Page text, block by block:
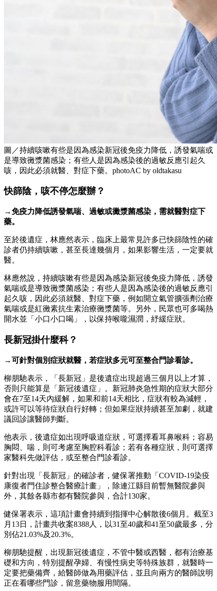
圖／持續咳嗽有些是因為感染新冠後免疫力降低，誘發氣喘或
是導致黴漿菌感染；有些人是因為感染後的過敏反應引起久
咳，因此必須就醫、對症下藥。photoAC by oldtakasu
快篩陰，咳不停怎麼辦？
→免疫力降低誘發氣喘、過敏或黴漿菌感染，需就醫對症下
藥。
至於後遺症，林應然表示，臨床上最常見許多已快篩陰性的確
診者仍持續咳嗽，甚至長達幾個月，如果影響生活，一定要就
醫。
林應然說，持續咳嗽有些是因為感染新冠後免疫力降低，誘發
氣喘或是導致黴漿菌感染；有些人是因為感染後的過敏反應引
起久咳，因此必須就醫、對症下藥，例如開立氣管擴張劑治療
氣喘或是紅黴素抗生素治療黴漿菌等。另外，民眾也可多喝熱
開水並「小口小口喝」，以保持喉嚨濕潤，紓緩症狀。
長新冠掛什麼科？
→可針對個別症狀就醫，若症狀多元可至整合門診看診。
柳朋馳表示，「長新冠」是後遺症出現超過三個月以上才算，
否則只能算是「新冠後遺症」。新冠肺炎急性期的症狀大部分
會在7至14天內緩解，如果和前14天相比，症狀有較為減輕，
或許可以等待症狀自行好轉；但如果症狀持續甚至加劇，就建
議回診讓醫師判斷。
他表示，後遺症如出現呼吸道症狀，可選擇看耳鼻喉科；容易
胸悶、喘，則可考慮至胸腔科看診；若有各種症狀，則可選擇
家醫科先做評估，或至整合門診看診。
針對出現「長新冠」的確診者，健保署推動「COVID-19染疫
康復者門住診整合醫療計畫」，除連江縣目前暫無醫院參與
外，其餘各縣市都有醫院參與，合計130家。
健保署表示，這項計畫會持續到指揮中心解散後6個月。截至3
月13日，計畫共收案8388人，以31至40歲和41至50歲最多，分
別佔21.03%及20.3%。
柳朋馳提醒，出現新冠後遺症，不管中醫或西醫，都有治療基
礎和方向，特別提醒孕婦、有慢性病史等特殊族群，就醫時一
定要把藥備齊，給醫師做為用藥評估，並且向兩方的醫師說明
正在看哪些門診，留意藥物服用間隔。